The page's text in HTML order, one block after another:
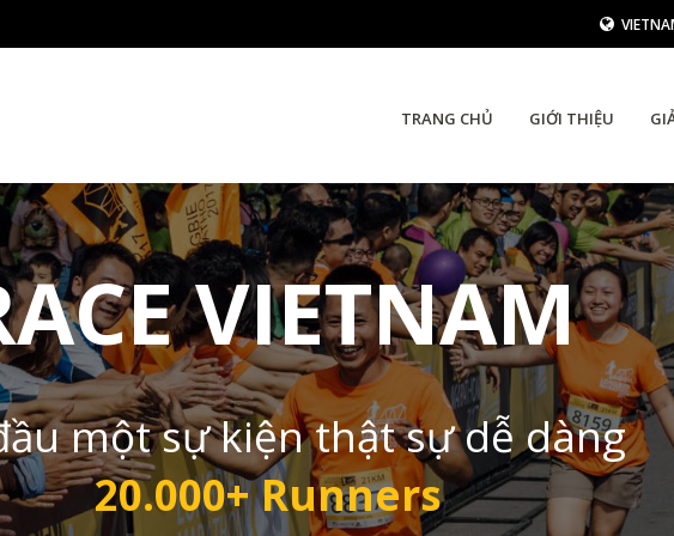
TRANG CHỦ GIỚI THIỆU
VIETNAM
một sự kiện thật sự dễ dàng
20.000+ Runners